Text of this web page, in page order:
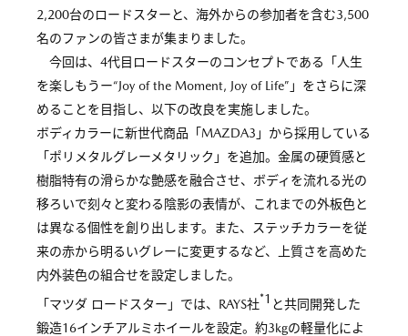
2,200台のロードスターと、海外からの参加者を含む3,500
名のファンの皆さまが集まりました。
今回は、4代目ロードスターのコンセプトである「人生
を楽しもうー“Joy of the Moment, Joy of Life”」をさらに深
めることを目指し、以下の改良を実施しました。
ボディカラーに新世代商品「MAZDA3」から採用している
「ポリメタルグレーメタリック」を追加。金属の硬質感と
樹脂特有の滑らかな艶感を融合させ、ボディを流れる光の
移ろいで刻々と変わる陰影の表情が、これまでの外板色と
は異なる個性を創り出します。また、ステッチカラーを従
来の赤から明るいグレーに変更するなど、上質さを高めた
内外装色の組合せを設定しました。
「マツダ ロードスター」では、RAYS社*1 と共同開発した
鍛造16インチアルミホイールを設定。約3kgの軽量化によ